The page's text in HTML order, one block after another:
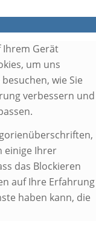
Ihrem Gerät
um uns
wie Sie
verbessern und
einige Ihrer
das Blockieren
auf Ihre Erfahrung
haben kann, die